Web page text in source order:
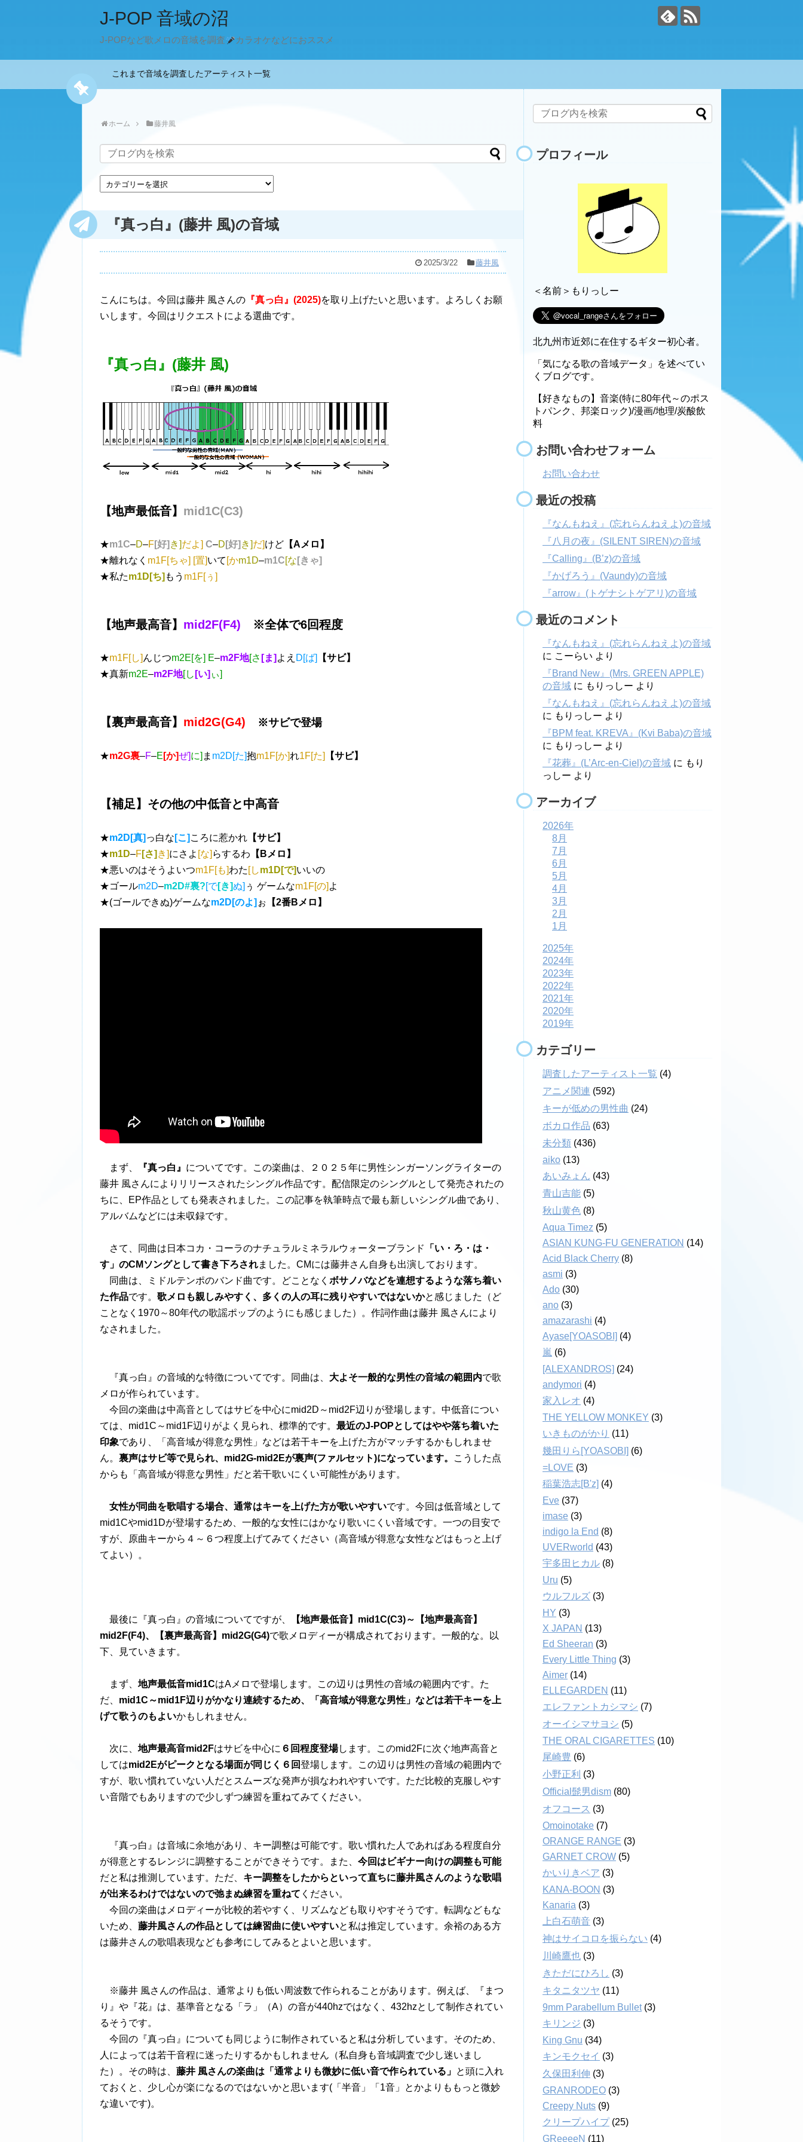
J-POP 音域の沼
J-POPなど歌メロの音域を調査 カラオケなどにおススメ
これまで音域を調査したアーティスト一覧
ホーム 藤井風
『真っ白』(藤井 風)の音域
2025/3/22 藤井風
こんにちは。今回は藤井 風さんの 『真っ白』(2025)を取り上げたいと思います。よろしくお願
いします。今回はリクエストによる選曲です。
『真っ白』(藤井 風)
【地声最低音】 mid1C(C3)
★m1C–D–F[好] き]だよ] C–D [好] き]だ]けど 【Aメロ】
★離れなく m1F[ちゃ] [置]いて [かm1D–m1C[な [きゃ]
★私たm1D[ち] もう m1F[ぅ]
【地声最高音】 mid2F(F4) ※全体で6回程度
★m1F[し] んじつm2E[を] E–m2F地[さ [ま] よえ D[ば]
【サビ】
★真新m2E–m2F地[し [い] ぃ]
【裏声最高音】 mid2G(G4) ※サビで登場
★m2G裏–F–E [か]ぜ]に] ま m2D[た]抱m1F[か]れ1F[た] 【サビ】
【補足】その他の中低音と中高音
★m2D[真] っ白な [こ] ころに惹かれ 【サビ】
★m1D–F[さ] き]にさよ [な] らするわ 【Bメロ】
★悪いのはそうよいつm1F[も]わた [しm1D[で]いいの
★ゴールm2D–m2D#裏?[で[き]ぬ] ぅ ゲームなm1F[の] よ
★(ゴールできぬ)ゲームなm2D[のよ] ぉ 【2番Bメロ】
まず、 『真っ白』 についてです。この楽曲は、２０２５年に男性シンガーソングライターの
藤井 風さんによりリリースされたシングル作品です。配信限定のシングルとして発売されたの
ちに、EP作品としても発表されました。この記事を執筆時点で最も新しいシングル曲であり、
アルバムなどには未収録です。
さて、同曲は日本コカ・コーラのナチュラルミネラルウォーターブランド
「い・ろ・は・
す」のCMソングとして書き下ろされました。CMには藤井さん自身も出演しております。
同曲は、ミドルテンポのバンド曲です。どことなく ボサノバなどを連想するような落ち着い
た作品です。 歌メロも親しみやすく、多くの人の耳に残りやすいではないかと感じました（ど
ことなく1970～80年代の歌謡ポップのようにも感じました）。作詞作曲は藤井 風さんにより
なされました。
『真っ白』の音域的な特徴についてです。同曲は、 大よそ一般的な男性の音域の範囲内で歌
メロが作られています。
今回の楽曲は中高音としてはサビを中心にmid2D～mid2F辺りが登場します。中低音につい
ては、mid1C～mid1F辺りがよく見られ、標準的です。 最近のJ-POPとしてはやや落ち着いた
印象であり、「高音域が得意な男性」などは若干キーを上げた方がマッチするかもしれませ
ん。 裏声はサビ等で見られ、mid2G-mid2Eが裏声(ファルセット)になっています。
こうした点
からも「高音域が得意な男性」だと若干歌いにくい可能性があります。
女性が同曲を歌唱する場合、通常はキーを上げた方が歌いやすいです。今回は低音域として
mid1Cやmid1Dが登場するため、一般的な女性にはかなり歌いにくい音域です。一つの目安で
すが、原曲キーから４～６つ程度上げてみてください（高音域が得意な女性などはもっと上げ
てよい）。
最後に『真っ白』の音域についてですが、
【地声最低音】mid1C(C3)～【地声最高音】
mid2F(F4)、【裏声最高音】mid2G(G4)で歌メロディーが構成されております。一般的な。以
下、見ていきます。
まず、 地声最低音mid1CはAメロで登場します。この辺りは男性の音域の範囲内です。た
だ、 mid1C～mid1F辺りがかなり連続するため、「高音域が得意な男性」などは若干キーを上
げて歌うのもよいかもしれません。
次に、 地声最高音mid2Fはサビを中心に ６回程度登場します。このmid2Fに次ぐ地声高音と
してはmid2Eがピークとなる場面が同じく６回登場します。この辺りは男性の音域の範囲内で
すが、歌い慣れていない人だとスムーズな発声が損なわれやすいです。ただ比較的克服しやす
い音階でもありますので少しずつ練習を重ねてみてください。
『真っ白』は音域に余地があり、キー調整は可能です。歌い慣れた人であればある程度自分
が得意とするレンジに調整することができそうです。また、 今回はビギナー向けの調整も可能
だと私は推測しています。ただ、 キー調整をしたからといって直ちに藤井風さんのような歌唱
が出来るわけではないので弛まぬ練習を重ねて ください。
今回の楽曲はメロディーが比較的若やすく、リズムなども取りやすそうです。転調などもな
いため、 藤井風さんの作品としては練習曲に使いやすいと私は推定しています。余裕のある方
は藤井さんの歌唱表現なども参考にしてみるとよいと思います。
※藤井 風さんの作品は、通常よりも低い周波数で作られることがあります。例えば、『まつ
り』や『花』は、基準音となる「ラ」（A）の音が440hzではなく、432hzとして制作されてい
るそうです。
今回の『真っ白』についても同じように制作されていると私は分析しています。そのため、
人によっては若干音程に迷ったりするかもしれません（私自身も音域調査で少し迷いまし
た）。その時は、 藤井 風さんの楽曲は「通常よりも微妙に低い音で作られている」 と頭に入れ
ておくと、少し心が楽になるのではないかと思います(「半音」「1音」とかよりももっと微妙
な違いです)。
プロフィール
＜名前＞もりっしー
北九州市近郊に在住するギター初心者。
「気になる歌の音域データ」を述べてい
くブログです。
【好きなもの】音楽(特に80年代～のポス
トパンク、邦楽ロック)/漫画/地理/炭酸飲
料
お問い合わせフォーム
お問い合わせ
最近の投稿
『なんもねえ』(忘れらんねえよ)の音域
『八月の夜』(SILENT SIREN)の音域
『Calling』(B’z)の音域
『かげろう』(Vaundy)の音域
『arrow』(トゲナシトゲアリ)の音域
最近のコメント
『なんもねえ』(忘れらんねえよ)の音域
に こーらい より
『Brand New』(Mrs. GREEN APPLE)
の音域 に もりっしー より
『なんもねえ』(忘れらんねえよ)の音域
に もりっしー より
『BPM feat. KREVA』(Kvi Baba)の音域
に もりっしー より
『花葬』(L’Arc-en-Ciel)の音域 に もり
っしー より
アーカイブ
2026年
8月
7月
6月
5月
4月
3月
2月
1月
2025年
2024年
2023年
2022年
2021年
2020年
2019年
カテゴリー
調査したアーティスト一覧 (4)
アニメ関連 (592)
キーが低めの男性曲 (24)
ボカロ作品 (63)
未分類 (436)
aiko (13)
あいみょん (43)
青山吉能 (5)
秋山黄色 (8)
Aqua Timez (5)
ASIAN KUNG-FU GENERATION (14)
Acid Black Cherry (8)
asmi (3)
Ado (30)
ano (3)
amazarashi (4)
Ayase[YOASOBI] (4)
嵐 (6)
[ALEXANDROS] (24)
andymori (4)
家入レオ (4)
THE YELLOW MONKEY (3)
いきものがかり (11)
幾田りら[YOASOBI] (6)
=LOVE (3)
稲葉浩志[B'z] (4)
Eve (37)
imase (3)
indigo la End (8)
UVERworld (43)
宇多田ヒカル (8)
Uru (5)
ウルフルズ (3)
HY (3)
X JAPAN (13)
Ed Sheeran (3)
Every Little Thing (3)
Aimer (14)
ELLEGARDEN (11)
エレファントカシマシ (7)
オーイシマサヨシ (5)
THE ORAL CIGARETTES (10)
尾崎豊 (6)
小野正利 (3)
Official髭男dism (80)
オフコース (3)
Omoinotake (7)
ORANGE RANGE (3)
GARNET CROW (5)
かいりきベア (3)
KANA-BOON (3)
Kanaria (3)
上白石萌音 (3)
神はサイコロを振らない (4)
川崎鷹也 (3)
きただにひろし (3)
キタニタツヤ (11)
9mm Parabellum Bullet(3)
キリンジ (3)
King Gnu (34)
キンモクセイ (3)
久保田利伸 (3)
GRANRODEO (3)
Creepy Nuts (9)
クリープハイプ(25)
GReeeeN (11)